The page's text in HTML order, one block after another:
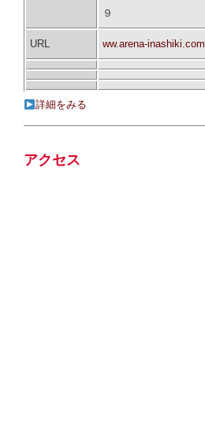
９
URL ww.arena-inashiki.com
詳細をみる
アクセス